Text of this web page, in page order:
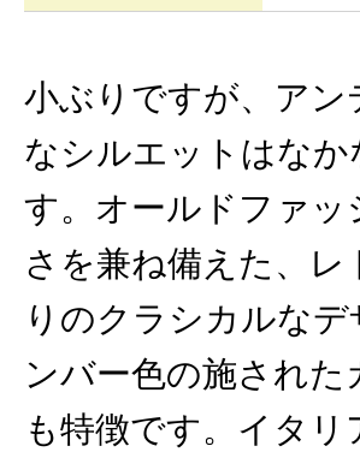
小ぶりですが、ア
なシルエットはな
す。オールドファ
さを兼ね備えた、
りのクラシカルな
ンバー色の施され
も特徴です。イタ